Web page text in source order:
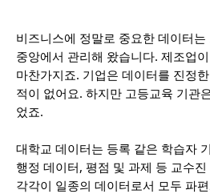
비즈니스에 정말로 중요한 데이터
중앙에서 관리해 왔습니다. 제조업
마찬가지죠. 기업은 데이터를 진정
적이 없어요. 하지만 고등교육 기관
었죠.
대학교 데이터는 등록 같은 학습자
행정 데이터, 평점 및 과제 등 교수
각각이 일종의 데이터로서 모두 파